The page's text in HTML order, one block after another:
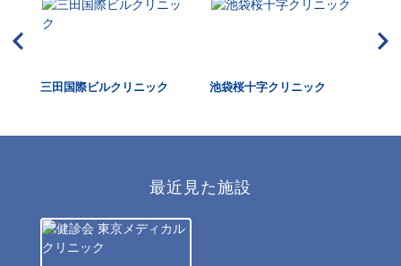
三田国際ビルクリニック 池袋桜十字クリニック
最近見た施設